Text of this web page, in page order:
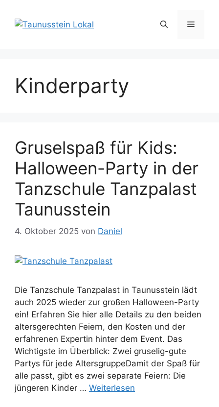
Inhalt
springen
Menü
Kinderparty
Gruselspaß für Kids:
Halloween-Party in der
Tanzschule Tanzpalast
Taunusstein
4. Oktober 2025 von Daniel
Die Tanzschule Tanzpalast in Taunusstein lädt
auch 2025 wieder zur großen Halloween-Party
ein! Erfahren Sie hier alle Details zu den beiden
altersgerechten Feiern, den Kosten und der
erfahrenen Expertin hinter dem Event. Das
Wichtigste im Überblick: Zwei gruselig-gute
Partys für jede AltersgruppeDamit der Spaß für
alle passt, gibt es zwei separate Feiern: Die
jüngeren Kinder … Weiterlesen